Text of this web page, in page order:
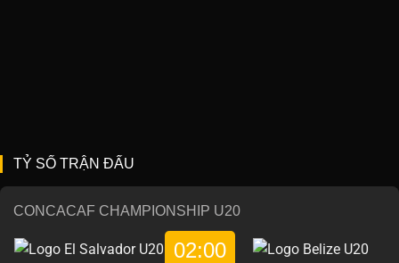
TỶ SỐ TRẬN ĐẤU
CONCACAF CHAMPIONSHIP U20
02:00